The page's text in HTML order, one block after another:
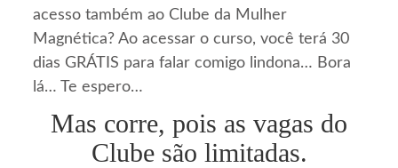
acesso também ao Clube da Mulher
Magnética? Ao acessar o curso, você terá 30
dias GRÁTIS para falar comigo lindona… Bora
lá… Te espero…
Mas corre, pois as vagas do
Clube são limitadas.